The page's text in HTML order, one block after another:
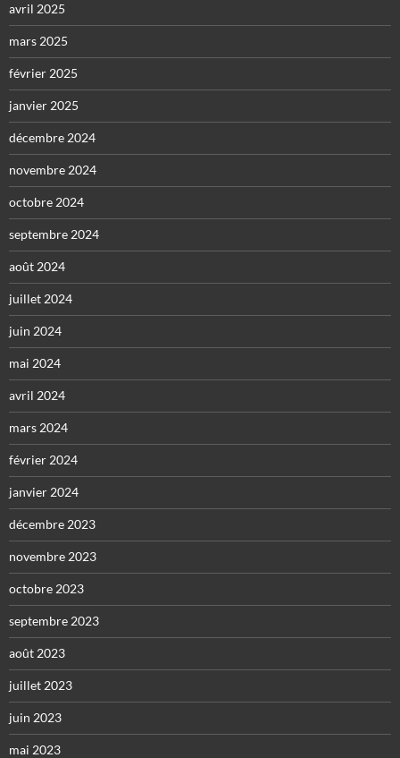
avril 2025
mars 2025
février 2025
janvier 2025
décembre 2024
novembre 2024
octobre 2024
septembre 2024
août 2024
juillet 2024
juin 2024
mai 2024
avril 2024
mars 2024
février 2024
janvier 2024
décembre 2023
novembre 2023
octobre 2023
septembre 2023
août 2023
juillet 2023
juin 2023
mai 2023